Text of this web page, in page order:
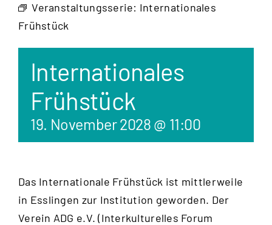
Veranstaltungsserie: Internationales
Frühstück
Internationales
Frühstück
19. November 2028 @ 11:00
Das Internationale Frühstück ist mittlerweile
in Esslingen zur Institution geworden. Der
Verein ADG e.V. (Interkulturelles Forum